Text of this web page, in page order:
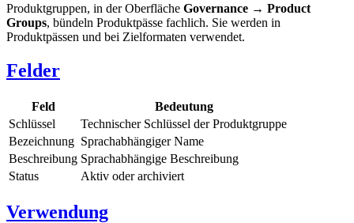
Produktgruppen, in der Oberfläche Governance → Product
Groups, bündeln Produktpässe fachlich. Sie werden in
Produktpässen und bei Zielformaten verwendet.
Felder
Feld
Bedeutung
Schlüssel
Technischer Schlüssel der Produktgruppe
Bezeichnung Sprachabhängiger Name
Beschreibung Sprachabhängige Beschreibung
Status
Aktiv oder archiviert
Verwendung